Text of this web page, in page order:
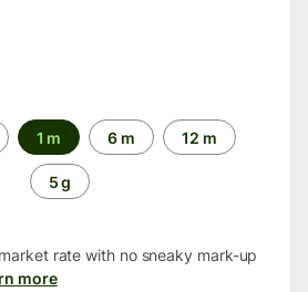
1 m 6 m 12 m
5 g
rate with no sneaky mark-up
more